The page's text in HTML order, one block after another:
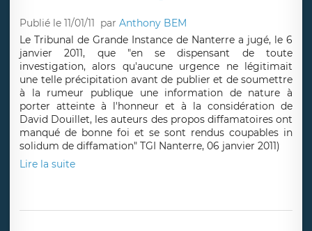
Publié le 11/01/11 parAnthony BEM
Le Tribunal de Grande Instance de Nanterre a jugé, le 6
janvier 2011, que "en se dispensant de toute
investigation, alors qu'aucune urgence ne légitimait
une telle précipitation avant de publier et de soumettre
à la rumeur publique une information de nature à
porter atteinte à l'honneur et à la considération de
David Douillet, les auteurs des propos diffamatoires ont
manqué de bonne foi et se sont rendus coupables in
solidum de diffamation" TGI Nanterre, 06 janvier 2011)
Lire la suite